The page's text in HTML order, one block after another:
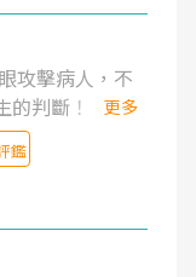
攻擊病人，不
判斷！
更多
鑑